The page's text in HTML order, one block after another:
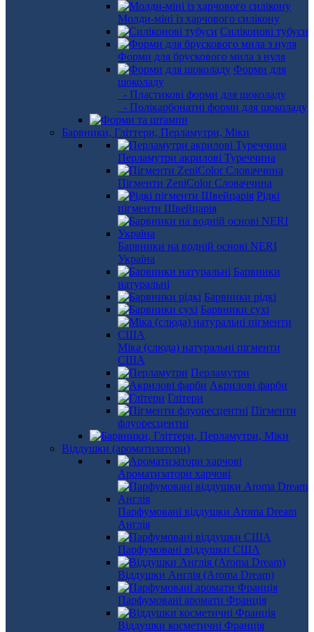
Молди-міні із харчового силікону
Силіконові тубуси
Форми для брускового мила з нуля
Форми для
шоколаду
- Пластикові форми для шоколаду
- Полікарбонатні форми для шоколаду
Барвники, Гліттери, Перламутри, Міки
Перламутри акрилові Туреччина
Пігменти ZeniColor Словаччина
Рідкі
пігменти Швейцарія
Барвники на водній основі NERI
Україна
Барвники
натуральні
Барвники рідкі
Барвники сухі
Міка (слюда) натуральні пігменти
США
Перламутри
Акрилові фарби
Глітери
Пігменти
флуоресцентні
Віддушки (ароматизатори)
Ароматизатори харчові
Парфумовані віддушки Aroma Dream
Англія
Парфумовані віддушки США
Віддушки Англія (Aroma Dream)
Парфумовані аромати Франція
Віддушки косметичні Франція